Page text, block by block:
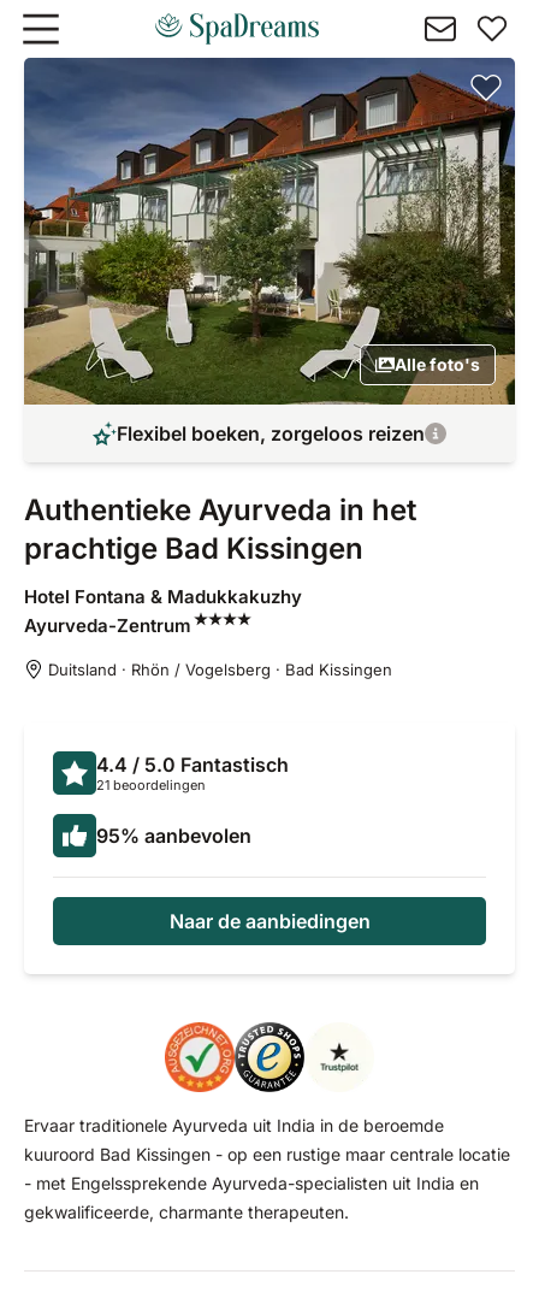
Naar hoofdinhoud gaan
Alle foto's
Flexibel boeken, zorgeloos reizen
Authentieke Ayurveda in het
prachtige Bad Kissingen
Hotel Fontana & Madukkakuzhy
Ayurveda-Zentrum
Duitsland · Rhön / Vogelsberg · Bad Kissingen
4.4 / 5.0 Fantastisch
21 beoordelingen
95% aanbevolen
Naar de aanbiedingen
Ervaar traditionele Ayurveda uit India in de beroemde
kuuroord Bad Kissingen - op een rustige maar centrale locatie
- met Engelssprekende Ayurveda-specialisten uit India en
gekwalificeerde, charmante therapeuten.